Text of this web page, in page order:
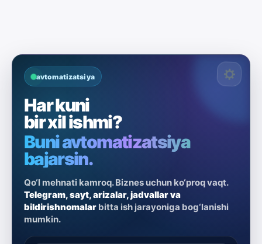
avtomatizatsiya
Har kuni
bir xil ishmi?
Buni avtomatizatsiya
bajarsin.
Qo‘l mehnati kamroq. Biznes uchun ko‘proq vaqt.
Telegram, sayt, arizalar, jadvallar va
bildirishnomalar bitta ish jarayoniga bog‘lanishi
mumkin.